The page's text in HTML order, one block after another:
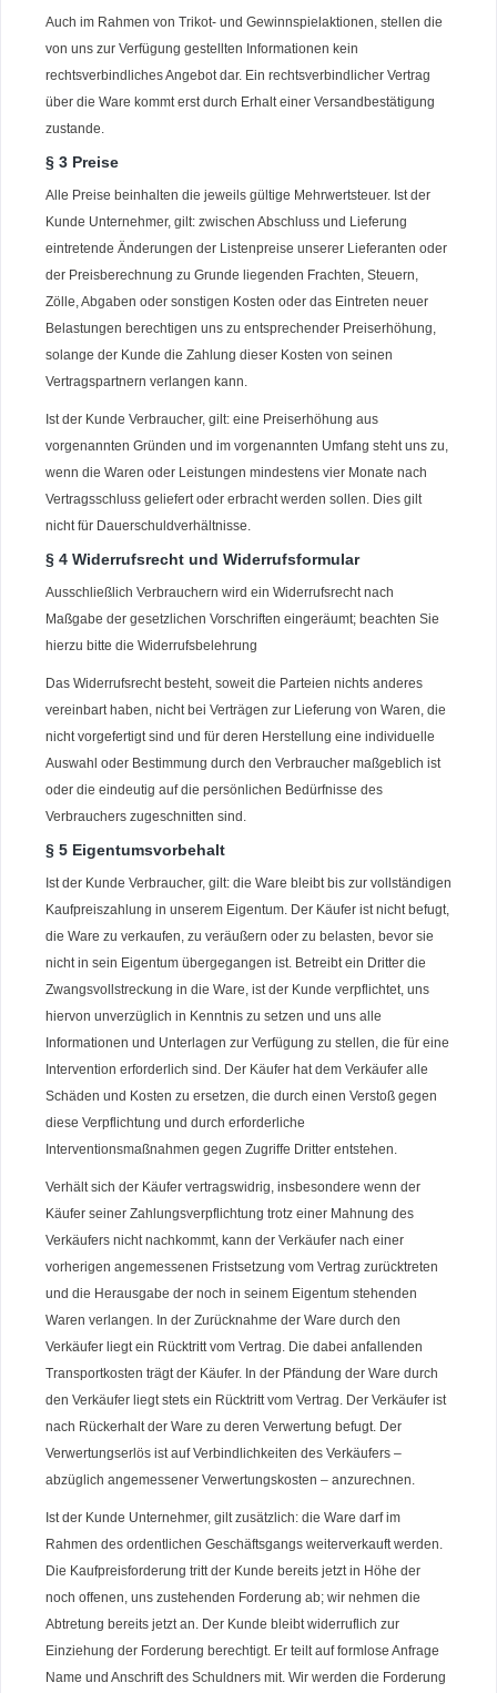
Auch im Rahmen von Trikot- und Gewinnspielaktionen, stellen die
von uns zur Verfügung gestellten Informationen kein
rechtsverbindliches Angebot dar. Ein rechtsverbindlicher Vertrag
über die Ware kommt erst durch Erhalt einer Versandbestätigung
zustande.
§ 3 Preise
Alle Preise beinhalten die jeweils gültige Mehrwertsteuer. Ist der
Kunde Unternehmer, gilt: zwischen Abschluss und Lieferung
eintretende Änderungen der Listenpreise unserer Lieferanten oder
der Preisberechnung zu Grunde liegenden Frachten, Steuern,
Zölle, Abgaben oder sonstigen Kosten oder das Eintreten neuer
Belastungen berechtigen uns zu entsprechender Preiserhöhung,
solange der Kunde die Zahlung dieser Kosten von seinen
Vertragspartnern verlangen kann.
Ist der Kunde Verbraucher, gilt: eine Preiserhöhung aus
vorgenannten Gründen und im vorgenannten Umfang steht uns zu,
wenn die Waren oder Leistungen mindestens vier Monate nach
Vertragsschluss geliefert oder erbracht werden sollen. Dies gilt
nicht für Dauerschuldverhältnisse.
§ 4 Widerrufsrecht und Widerrufsformular
Ausschließlich Verbrauchern wird ein Widerrufsrecht nach
Maßgabe der gesetzlichen Vorschriften eingeräumt; beachten Sie
hierzu bitte die Widerrufsbelehrung
Das Widerrufsrecht besteht, soweit die Parteien nichts anderes
vereinbart haben, nicht bei Verträgen zur Lieferung von Waren, die
nicht vorgefertigt sind und für deren Herstellung eine individuelle
Auswahl oder Bestimmung durch den Verbraucher maßgeblich ist
oder die eindeutig auf die persönlichen Bedürfnisse des
Verbrauchers zugeschnitten sind.
§ 5 Eigentumsvorbehalt
Ist der Kunde Verbraucher, gilt: die Ware bleibt bis zur vollständigen
Kaufpreiszahlung in unserem Eigentum. Der Käufer ist nicht befugt,
die Ware zu verkaufen, zu veräußern oder zu belasten, bevor sie
nicht in sein Eigentum übergegangen ist. Betreibt ein Dritter die
Zwangsvollstreckung in die Ware, ist der Kunde verpflichtet, uns
hiervon unverzüglich in Kenntnis zu setzen und uns alle
Informationen und Unterlagen zur Verfügung zu stellen, die für eine
Intervention erforderlich sind. Der Käufer hat dem Verkäufer alle
Schäden und Kosten zu ersetzen, die durch einen Verstoß gegen
diese Verpflichtung und durch erforderliche
Interventionsmaßnahmen gegen Zugriffe Dritter entstehen.
Verhält sich der Käufer vertragswidrig, insbesondere wenn der
Käufer seiner Zahlungsverpflichtung trotz einer Mahnung des
Verkäufers nicht nachkommt, kann der Verkäufer nach einer
vorherigen angemessenen Fristsetzung vom Vertrag zurücktreten
und die Herausgabe der noch in seinem Eigentum stehenden
Waren verlangen. In der Zurücknahme der Ware durch den
Verkäufer liegt ein Rücktritt vom Vertrag. Die dabei anfallenden
Transportkosten trägt der Käufer. In der Pfändung der Ware durch
den Verkäufer liegt stets ein Rücktritt vom Vertrag. Der Verkäufer ist
nach Rückerhalt der Ware zu deren Verwertung befugt. Der
Verwertungserlös ist auf Verbindlichkeiten des Verkäufers –
abzüglich angemessener Verwertungskosten – anzurechnen.
Ist der Kunde Unternehmer, gilt zusätzlich: die Ware darf im
Rahmen des ordentlichen Geschäftsgangs weiterverkauft werden.
Die Kaufpreisforderung tritt der Kunde bereits jetzt in Höhe der
noch offenen, uns zustehenden Forderung ab; wir nehmen die
Abtretung bereits jetzt an. Der Kunde bleibt widerruflich zur
Einziehung der Forderung berechtigt. Er teilt auf formlose Anfrage
Name und Anschrift des Schuldners mit. Wir werden die Forderung